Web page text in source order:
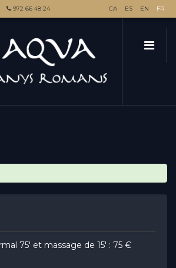
972 66 48 24 CA ES EN FR
75' et massage de 15' : 75 €